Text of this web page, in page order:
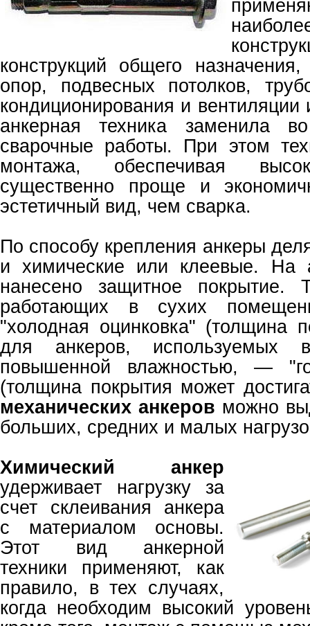
конструкций общего
опор, подвесных потолков,
кондиционирования и
анкерная техника заменила
сварочные работы. При этом
монтажа, обеспечивая
существенно проще и
эстетичный вид, чем сварка.
По способу крепления анкеры
и химические или клеевые. На
нанесено защитное покрытие.
работающих в сухих
"холодная оцинковка" (толщина
для анкеров,
повышенной влажностью, —
(толщина покрытия может
механических анкеров можно
больших, средних и малых
Химический анкер
удерживает нагрузку за
счет склеивания анкера
с материалом основы.
Этот вид анкерной
техники применяют, как
правило, в тех случаях,
когда необходим высокий